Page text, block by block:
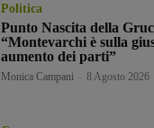
Politica
Punto Nascita della
“Montevarchi è sulla
aumento dei parti”
Monica Campani 8 Agosto 2026